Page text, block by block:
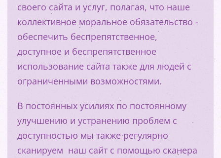
своего сайта и услуг, полагая, что наше
коллективное моральное обязательство -
обеспечить беспрепятственное,
доступное и беспрепятственное
использование сайта также для людей с
ограниченными возможностями.
В постоянных усилиях по постоянному
улучшению и устранению проблем с
доступностью мы также регулярно
сканируем наш сайт с помощью сканера